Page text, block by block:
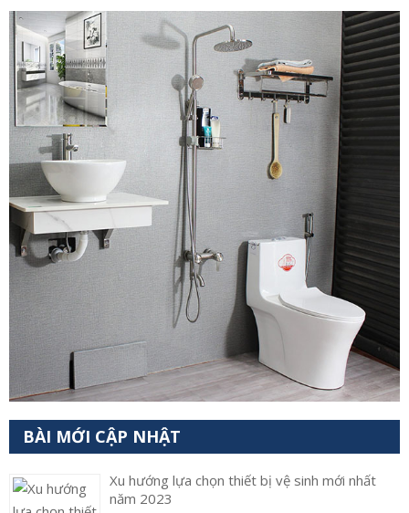
BÀI MỚI CẬP NHẬT
Xu hướng lựa chọn thiết bị vệ sinh mới nhất
năm 2023